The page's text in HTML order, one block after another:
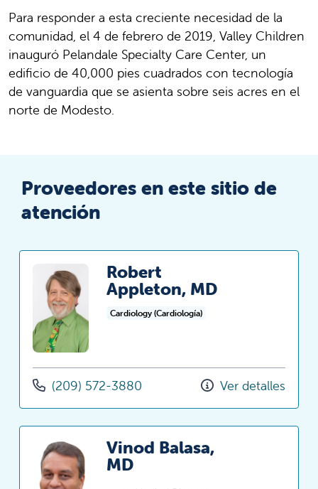
Para responder a esta creciente necesidad de la
comunidad, el 4 de febrero de 2019, Valley Children
inauguró Pelandale Specialty Care Center, un
edificio de 40,000 pies cuadrados con tecnología
de vanguardia que se asienta sobre seis acres en el
norte de Modesto.
Proveedores en este sitio de
atención
Robert
Appleton, MD
Cardiology (Cardiología)
(209) 572-3880 Ver detalles
Vinod Balasa,
MD